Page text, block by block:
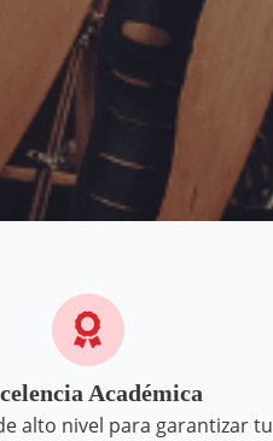
Académica
alto nivel para garantizar tu